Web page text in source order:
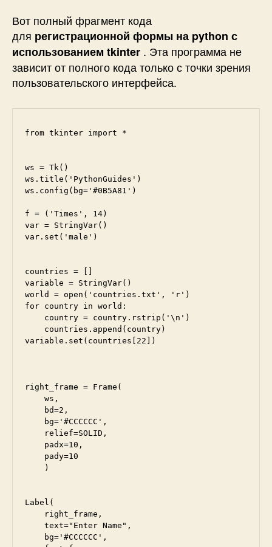
Вот полный фрагмент кода
для регистрационной формы на python с
использованием tkinter . Эта программа не
зависит от полного кода только с точки зрения
пользовательского интерфейса.
from tkinter import *
ws = Tk()
ws.title('PythonGuides')
ws.config(bg='#0B5A81')
f = ('Times', 14)
var = StringVar()
var.set('male')
countries = []
variable = StringVar()
world = open('countries.txt', 'r')
for country in world:
    country = country.rstrip('\n')
    countries.append(country)
variable.set(countries[22])
right_frame = Frame(
    ws,
    bd=2,
    bg='#CCCCCC',
    relief=SOLID,
    padx=10,
    pady=10
    )
Label(
    right_frame,
    text="Enter Name",
    bg='#CCCCCC',